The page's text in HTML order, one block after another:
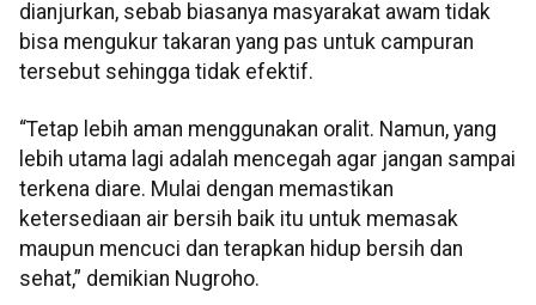
dianjurkan, sebab biasanya masyarakat awam tidak
bisa mengukur takaran yang pas untuk campuran
tersebut sehingga tidak efektif.
“Tetap lebih aman menggunakan oralit. Namun, yang
lebih utama lagi adalah mencegah agar jangan sampai
terkena diare. Mulai dengan memastikan
ketersediaan air bersih baik itu untuk memasak
maupun mencuci dan terapkan hidup bersih dan
sehat,” demikian Nugroho.